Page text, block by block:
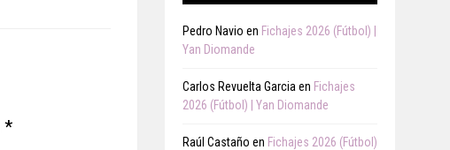
*
Pedro Navio en Fichajes 2026 (Fútbol) |
Yan Diomande
Carlos Revuelta Garcia en Fichajes
2026 (Fútbol) | Yan Diomande
Raúl Castaño en Fichajes 2026 (Fútbol)